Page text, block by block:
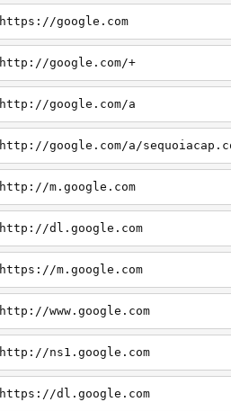
https://google.com
http://google.com/+
http://google.com/a
http://google.com/a/
http://m.google.com
http://dl.google.com
https://m.google.com
http://www.google.com
http://ns1.google.com
https://dl.google.com